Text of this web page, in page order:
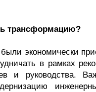
трансформацию?
экономически
в рамках
и руководства.